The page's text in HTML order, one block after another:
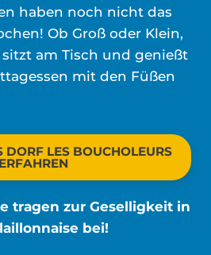
haben noch nicht das
Ob Groß oder Klein,
am Tisch und genießt
mit den Füßen
DORF LES BOUCHOLEURS
ERFAHREN
tragen zur Geselligkeit in
bei!